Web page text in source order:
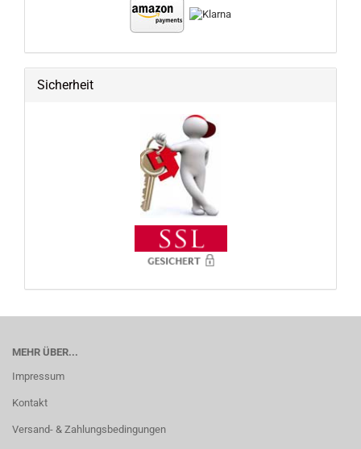
Sicherheit
MEHR ÜBER...
Impressum
Kontakt
Versand- & Zahlungsbedingungen